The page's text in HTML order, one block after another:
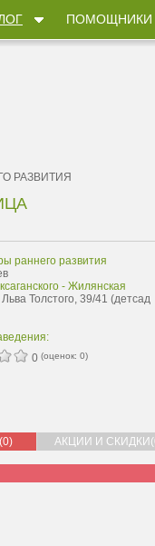
ПОМОЩНИКИ
РАЗВИТИЯ
раннего развития
- Жилянская
Толстого, 39/41 (детсад
0 (оценок: 0)
АКЦИИ И